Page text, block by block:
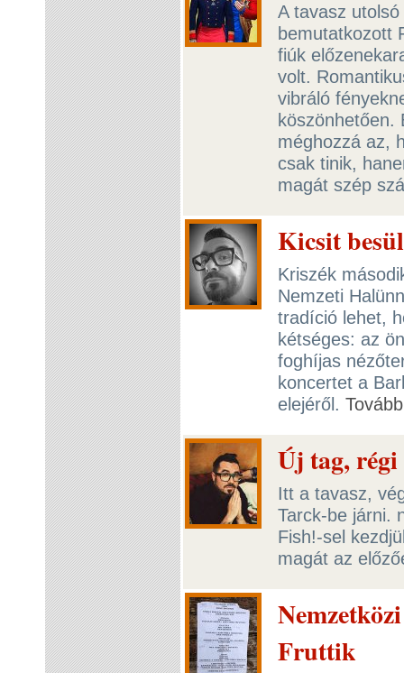
A tavasz
bemutatkozott
fiúk
volt.
vibráló
köszönhetően.
méghozzá az,
csak tinik,
magát szép
Kicsit
Kriszék
Nemzeti
tradíció lehet,
kétséges: az
foghíjas
koncertet a
elejéről. Tovább
Új tag, régi
Itt a tavasz,
Tarck-be járni.
Fish!-sel
magát az
Fruttik